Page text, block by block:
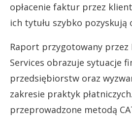
opłacenie faktur przez
ich tytułu szybko pozyskują
Raport przygotowany przez
Services obrazuje sytuacje
przedsiębiorstw oraz
zakresie praktyk
przeprowadzone metodą